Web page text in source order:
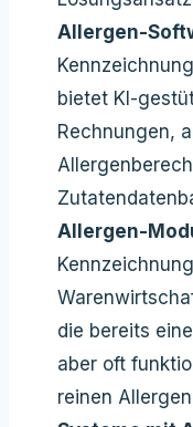
Allergen-
bietet KI-
Rechnungen,
Allergen-
die bereits
aber oft
reinen